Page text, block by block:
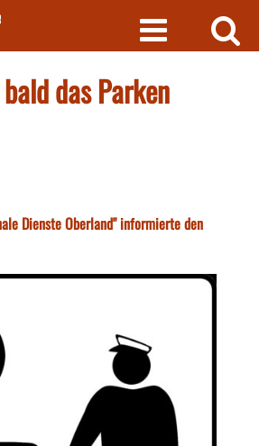
das Parken
Dienste Oberland" informierte den